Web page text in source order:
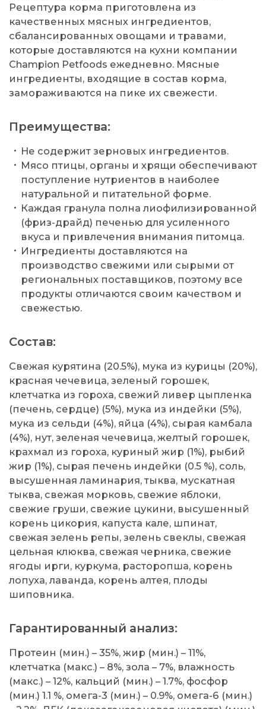
Рецептура корма приготовлена из
качественных мясных ингредиентов,
сбалансированных овощами и травами,
которые доставляются на кухни компании
Champion Petfoods ежедневно. Мясные
ингредиенты, входящие в состав корма,
замораживаются на пике их свежести.
Преимущества:
Не содержит зерновых ингредиентов.
Мясо птицы, органы и хрящи обеспечивают
поступление нутриентов в наиболее
натуральной и питательной форме.
Каждая гранула полна лиофилизированной
(фриз-драйд) печенью для усиленного
вкуса и привлечения внимания питомца.
Ингредиенты доставляются на
производство свежими или сырыми от
региональных поставщиков, поэтому все
продукты отличаются своим качеством и
свежестью.
Состав:
Свежая курятина (20.5%), мука из курицы (20%),
красная чечевица, зеленый горошек,
клетчатка из гороха, свежий ливер цыпленка
(печень, сердце) (5%), мука из индейки (5%),
мука из сельди (4%), яйца (4%), сырая камбала
(4%), нут, зеленая чечевица, желтый горошек,
крахмал из гороха, куриный жир (1%), рыбий
жир (1%), сырая печень индейки (0.5 %), соль,
высушенная ламинария, тыква, мускатная
тыква, свежая морковь, свежие яблоки,
свежие груши, свежие цукини, высушенный
корень цикория, капуста кале, шпинат,
свежая зелень репы, зелень свеклы, свежая
цельная клюква, свежая черника, свежие
ягоды ирги, куркума, расторопша, корень
лопуха, лаванда, корень алтея, плоды
шиповника.
Гарантированный анализ:
Протеин (мин.) – 35%, жир (мин.) – 11%,
клетчатка (макс.) – 8%, зола – 7%, влажность
(макс.) – 12%, кальций (мин.) – 1.7%, фосфор
(мин.) 1.1 %, омега-3 (мин.) – 0.9%, омега-6 (мин.)